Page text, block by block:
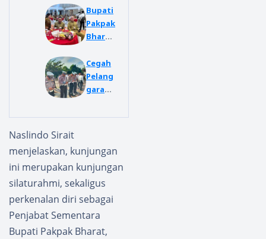
Bupati
Pakpak
Bharat
Pelepa
san
Purna
Sekret
Sumut.
Arief S.
Trinug
roho
Cegah
Pelang
garan
am
Bharat
Cek
Handp
hone
Person
il
Naslindo Sirait
menjelaskan, kunjungan
ini merupakan kunjungan
silaturahmi, sekaligus
perkenalan diri sebagai
Penjabat Sementara
Bupati Pakpak Bharat,